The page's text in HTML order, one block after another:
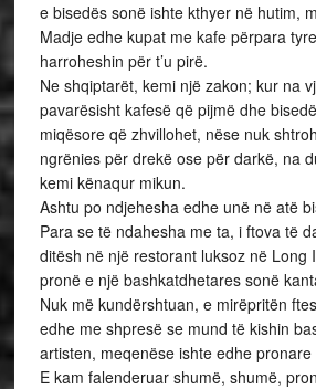
e bisedës sonë ishte kthyer në hutim,
Madje edhe kupat me kafe përpara
harroheshin për t’u pirë.
Ne shqiptarët, kemi një zakon; kur na
pavarësisht kafesë që pijmë dhe
miqësore që zhvillohet, nëse nuk
ngrënies për drekë ose për darkë, na
kemi kënaqur mikun.
Ashtu po ndjehesha edhe unë në atë
Para se të ndahesha me ta, i ftova të
ditësh në një restorant luksoz në Long
pronë e një bashkatdhetares sonë
Nuk më kundërshtuan, e mirëpritën
edhe me shpresë se mund të kishin
artisten, meqenëse ishte edhe pronare
E kam falenderuar shumë, shumë,